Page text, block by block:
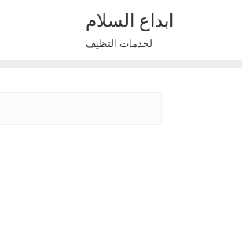
ابداع السلام
لخدمات التظيف